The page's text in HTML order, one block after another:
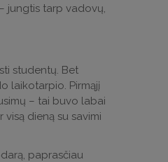
jungtis tarp vadovų,
studentų. Bet
laikotarpio. Pirmąjį
– tai buvo labai
dieną su savimi
paprasčiau